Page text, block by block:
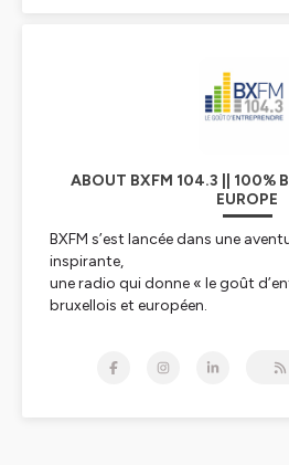
ABOUT BXFM 104.3 || 100%
EUROPE
BXFM s’est lancée dans une
inspirante,
une radio qui donne « le goût
bruxellois et européen.
d’entreprendre aux auditeurs et